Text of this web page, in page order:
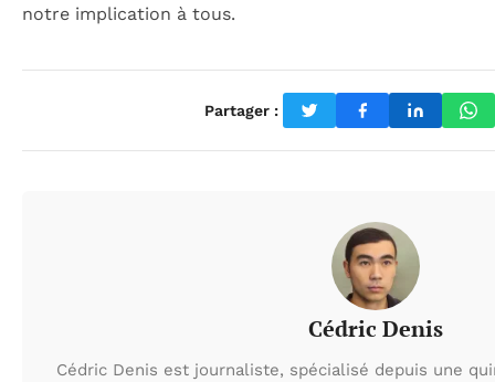
notre implication à tous.
Partager :
Cédric Denis
Cédric Denis est journaliste, spécialisé depuis une